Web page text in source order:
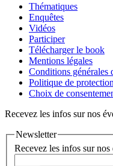
Thématiques
Enquêtes
Vidéos
Participer
Télécharger le book
Mentions légales
Conditions générales
Politique de
Choix de
Recevez les infos sur nos
Newsletter
Recevez les infos sur